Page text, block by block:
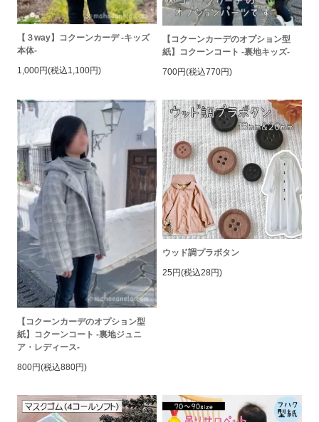
【３way】コクーンカーデ -キッズ
本体-
1,000円(税込1,100円)
【コクーンカーデのオプション型
紙】コクーンコート -裏地キッズ-
700円(税込770円)
【コクーンカーデのオプション型
紙】コクーンコート -裏地ジュニ
ア・レディース-
800円(税込880円)
ウッド調プラボタン
25円(税込28円)